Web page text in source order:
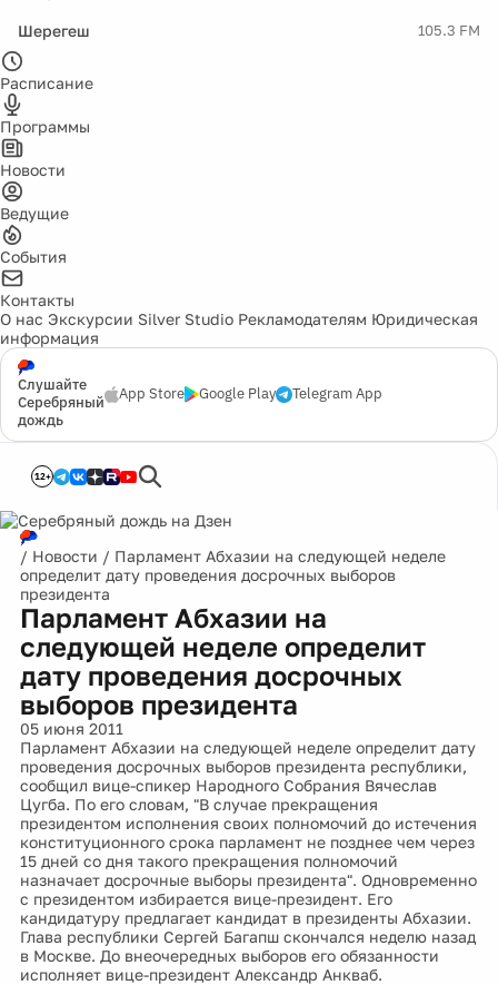
Шерегеш 105.3 FM
Расписание
Программы
Новости
Ведущие
События
Контакты
О нас Экскурсии Silver Studio Рекламодателям Юридическая
информация
Слушайте
Серебряный
дождь
App Store Google Play Telegram App
12+
/ Новости / Парламент Абхазии на следующей неделе
определит дату проведения досрочных выборов
президента
Парламент Абхазии на
следующей неделе определит
дату проведения досрочных
выборов президента
05 июня 2011
Парламент Абхазии на следующей неделе определит дату
проведения досрочных выборов президента республики,
сообщил вице-спикер Народного Собрания Вячеслав
Цугба. По его словам, "В случае прекращения
президентом исполнения своих полномочий до истечения
конституционного срока парламент не позднее чем через
15 дней со дня такого прекращения полномочий
назначает досрочные выборы президента". Одновременно
с президентом избирается вице-президент. Его
кандидатуру предлагает кандидат в президенты Абхазии.
Глава республики Сергей Багапш скончался неделю назад
в Москве. До внеочередных выборов его обязанности
исполняет вице-президент Александр Анкваб.